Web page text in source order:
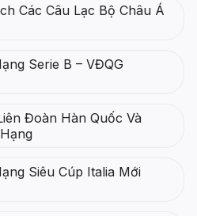
Các Câu Lạc Bộ Châu Á
Serie B – VĐQG
Đoàn Hàn Quốc Và
Siêu Cúp Italia Mới